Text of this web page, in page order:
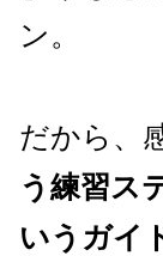
ン。
だから、
う練習ス
いうガイ